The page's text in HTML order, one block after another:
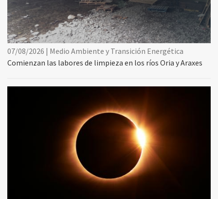
07/08/2026 | Medio Ambiente y Transición Energética
Comienzan las labores de limpieza en los ríos Oria y Araxes